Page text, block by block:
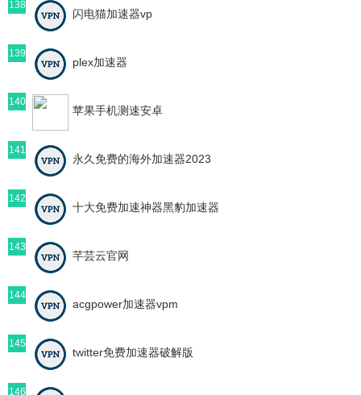
138
闪电猫加速器vp
139
plex加速器
140
苹果手机测速安卓
141
永久免费的海外加速器2023
142
十大免费加速神器黑豹加速器
143
芊芸云官网
144
acgpower加速器vpm
145
twitter免费加速器破解版
146